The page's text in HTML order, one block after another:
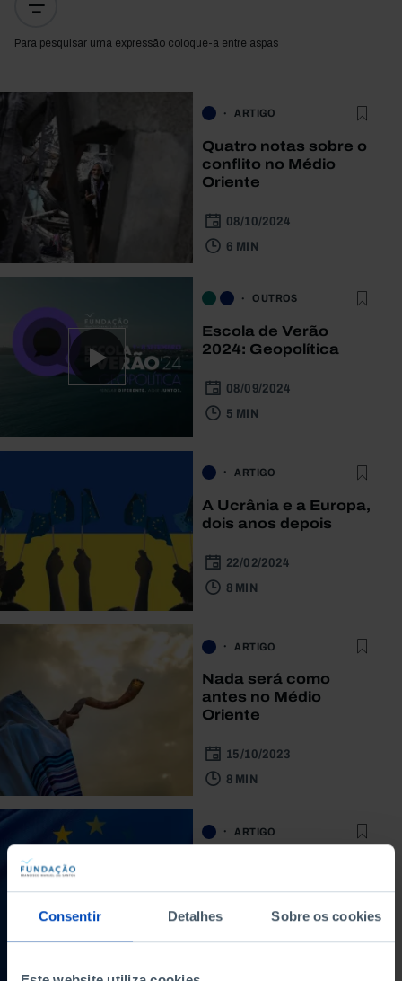
Consentir Detalhes Sobre os cookies
Para pesquisar uma expressão coloque-a entre aspas
ARTIGO
Quatro notas sobre o
conflito no Médio
Oriente
08/10/2024
6 MIN
OUTROS
Escola de Verão
2024: Geopolítica
08/09/2024
5 MIN
ARTIGO
A Ucrânia e a Europa,
dois anos depois
22/02/2024
8 MIN
ARTIGO
Nada será como
antes no Médio
Oriente
15/10/2023
8 MIN
ARTIGO
23/02/2023